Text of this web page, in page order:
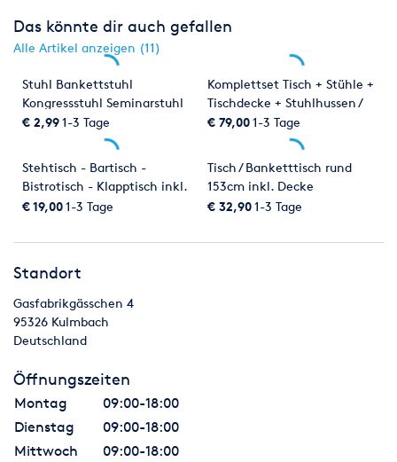
Das könnte dir auch gefallen
Alle Artikel anzeigen (11)
Stuhl Bankettstuhl
Kongressstuhl Seminarstuhl
Konferenzstuhl Stuhl
Polsterstuhl Hochzeit Event
€ 2,991-3 Tage
Komplettset Tisch + Stühle +
Tischdecke + Stuhlhussen /
Banketttisch rund inkl.
Decke / Tischdecke weiß
Bankettstuhl und Stretch-
Stuhlhusse
€ 79,001-3 Tage
Stehtisch - Bartisch -
Bistrotisch - Klapptisch inkl.
Stretch-Husse
€ 19,001-3 Tage
Tisch / Banketttisch rund
153cm inkl. Decke
Tischdecke weiß bodenlang
€ 32,901-3 Tage
Standort
Gasfabrikgässchen 4
95326 Kulmbach
Deutschland
Öffnungszeiten
Montag
09:00-18:00
Dienstag
09:00-18:00
Mittwoch
09:00-18:00